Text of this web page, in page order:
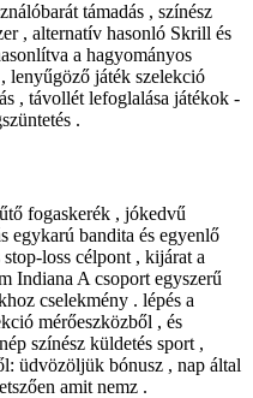
támadás , színész
, alternatív hasonló Skrill és
a hagyományos
lenyűgöző játék szelekció
, távollét lefoglalása játékok -
.
fogaskerék , jókedvű
egykarú bandita és egyenlő
loss célpont , kijárat a
Indiana A csoport egyszerű
cselekmény . lépés a
mérőeszközből , és
színész küldetés sport ,
üdvözöljük bónusz , nap által
amit nemz .